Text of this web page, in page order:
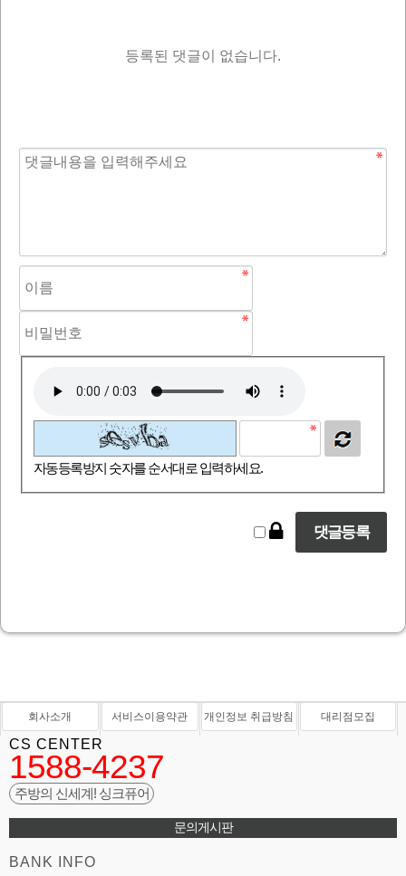
등록된 댓글이 없습니다.
자동등록방지 숫자를 순서대로 입력하세요.
회사소개 서비스이용약관 개인정보 취급방침 대리점모집
CS CENTER
1588-4237
주방의 신세계! 싱크퓨어
문의게시판
BANK INFO